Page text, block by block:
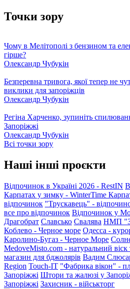
Точки зору
Чому в Мелітополі з бензином та
гірше?
Олександр Чубукін
Безперевна тривога, якої тепер не
виклики для запоріжців
Олександр Чубукін
Регіна Харченко, зупиніть
Запоріжжі
Олександр Чубукін
Всі точки зору
Наші інші проєкти
Відпочинок в Україні 2026 - RestIN
Карпатах у зимку - WinterTime
відпочинок "Трускавець" -
все про відпочинок Відпочинок у
Драгобрат Славсько Свалява НМП
Коблево - Черное море Одесса -
Каролино-Бугаз - Черное Море
MedoveMisto.com - натуральний
магазин для бджолярів Вадим
Region Touch-IT "Фабрика вікон" -
Запоріжжі Штори та жалюзі у
Запоріжжі Захисник - військторг